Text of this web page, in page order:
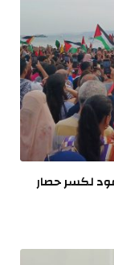
لكسر حصار